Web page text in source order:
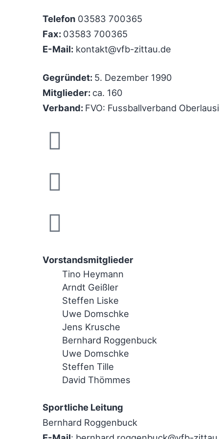
Telefon 03583 700365
Fax: 03583 700365
E-Mail: kontakt@vfb-zittau.de
Gegründet: 5. Dezember 1990
Mitglieder: ca. 160
Verband: FVO: Fussballverband
Vorstandsmitglieder
Tino Heymann
Arndt Geißler
Steffen Liske
Uwe Domschke
Jens Krusche
Bernhard Roggenbuck
Uwe Domschke
Steffen Tille
David Thömmes
Sportliche Leitung
Bernhard Roggenbuck